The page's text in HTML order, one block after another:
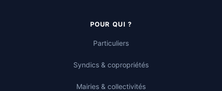
POUR QUI ?
Particuliers
Syndics & copropriétés
Mairies & collectivités